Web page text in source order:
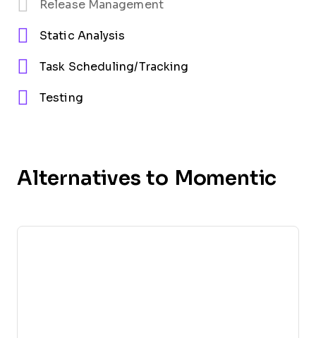
Release Management
Static Analysis
Task Scheduling/Tracking
Testing
Alternatives to Momentic